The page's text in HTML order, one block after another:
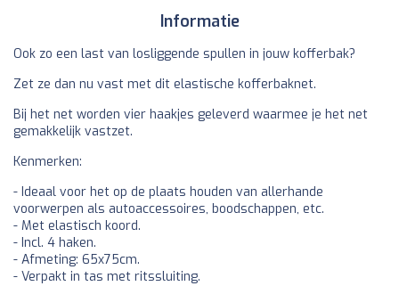
Informatie
Ook zo een last van losliggende spullen in jouw kofferbak?
Zet ze dan nu vast met dit elastische kofferbaknet.
Bij het net worden vier haakjes geleverd waarmee je het net
gemakkelijk vastzet.
Kenmerken:
- Ideaal voor het op de plaats houden van allerhande
voorwerpen als autoaccessoires, boodschappen, etc.
- Met elastisch koord.
- Incl. 4 haken.
- Afmeting: 65x75cm.
- Verpakt in tas met ritssluiting.